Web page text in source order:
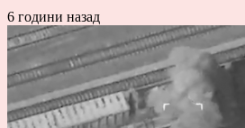
6 години назад